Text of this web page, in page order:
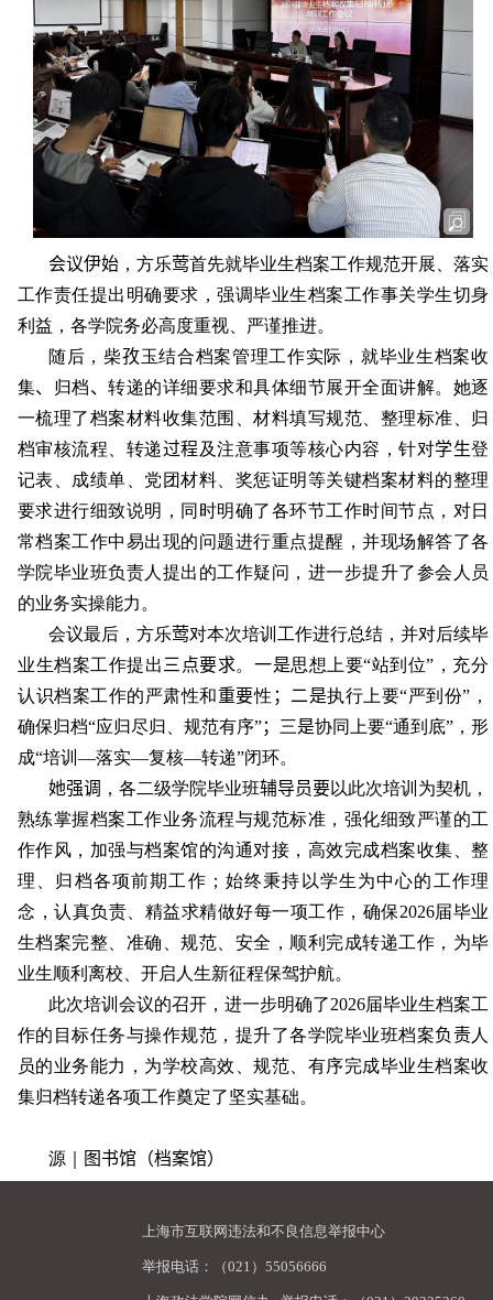
会议伊始 ，方乐莺首先就毕业生档案工作规范开展、落实
工作责任提出明确要求，强调毕业生档案工作事关学生切身
利益，各学院务必高度重视、严谨推进。
随后，柴孜玉结合档案管理工作实际，就毕业生档案收
集、 归档、转递的详细要求和具体细节展开全面讲解。她逐
一梳理了档案材料收集范围、材料填写规范、整理标准、归
档审核流程、转递过程 及注意事项等核心内容，针对学生登
记表、成绩单、党团材料、奖惩证明等关键档案材料的整理
要求进行细致说明，同时明确了各环节工作时间节点，对日
常档案工作中易出现的问题进行重点提醒，并现场解答了各
学院毕业班负责人提出的工作疑问，进一步提升了参会人员
的业务实操能力。
会议最后，方乐莺对本次培训工作进行总结，并对后续毕
业生档案工作提出 三点要求。一是思想上要“站到位”，充分
认识档案工作的严肃性和重要性 ；二是执行上要“严到份”，
确保归档“应归尽归、规范有序”； 三是协同上要“通到底”，形
成“培训—落实—复核—转递”闭环。
她强调 ，各二级学院毕业班辅导员要以此次培训为契机，
熟练掌握档案工作业务流程与规范标准，强化细致严谨的工
作作风，加强与档案馆的沟通对接，高效完成档案收集、整
理、归档各项前期工作；始终秉持以学生为中心的工作理
念，认真负责、精益求精做好每一项工作，确保2026届毕业
生档案完整、准确、规范、安全，顺利完成转递工作，为毕
业生顺利离校、开启人生新征程保驾护航。
此次培训会议的召开，进一步明确了2026届毕业生档案工
作的目标任务与操作规范，提升了各学院毕业班档案负责人
员的业务能力，为学校高效、规范、有序完成毕业生档案收
集归档转递各项工作奠定了坚实基础。
源｜ 图书馆（档案馆）
上海市互联网违法和不良信息举报中心
举报电话：（021）55056666